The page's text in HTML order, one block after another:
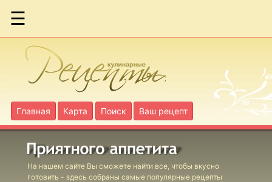
☰
Главная Карта Поиск Ваш рецепт
На нашем сайте Вы сможете найти все, чтобы вкусно
готовить - здесь собраны самые популярные рецепты
Ассорти
запеченное из
цветной
Бекон жареный
с яблоками по-
шведски